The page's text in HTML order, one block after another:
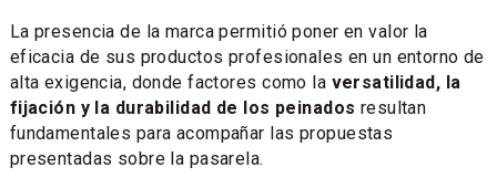
La presencia de la marca permitió poner en valor la
eficacia de sus productos profesionales en un entorno de
alta exigencia, donde factores como la versatilidad, la
fijación y la durabilidad de los peinados resultan
fundamentales para acompañar las propuestas
presentadas sobre la pasarela.